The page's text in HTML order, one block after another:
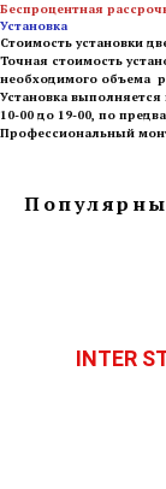
Беспроцентная
Установка
Стоимость установки
Точная стоимость
необходимого объема
Установка выполняется
10-00 до 19-00, по
Профессиональный
INTER